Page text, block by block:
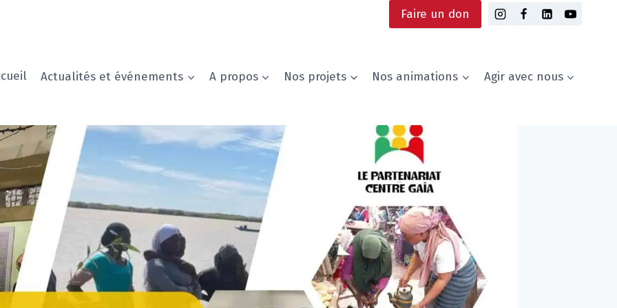
Faire un don
Actualités et événements A propos Nos projets Nos animations Agir avec nous